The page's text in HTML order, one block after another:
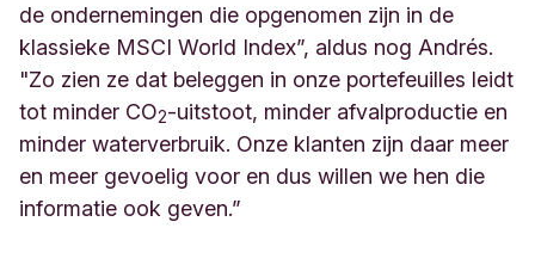
de ondernemingen die opgenomen zijn in de
klassieke MSCI World Index”, aldus nog Andrés.
"Zo zien ze dat beleggen in onze portefeuilles leidt
tot minder CO2-uitstoot, minder afvalproductie en
minder waterverbruik. Onze klanten zijn daar meer
en meer gevoelig voor en dus willen we hen die
informatie ook geven.”